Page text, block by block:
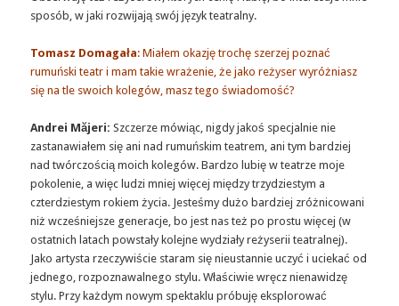
sposób, w jaki rozwijają swój język teatralny.
Tomasz Domagała: Miałem okazję trochę szerzej poznać
rumuński teatr i mam takie wrażenie, że jako reżyser wyróżniasz
się na tle swoich kolegów, masz tego świadomość?
Andrei Măjeri: Szczerze mówiąc, nigdy jakoś specjalnie nie
zastanawiałem się ani nad rumuńskim teatrem, ani tym bardziej
nad twórczością moich kolegów. Bardzo lubię w teatrze moje
pokolenie, a więc ludzi mniej więcej między trzydziestym a
czterdziestym rokiem życia. Jesteśmy dużo bardziej zróżnicowani
niż wcześniejsze generacje, bo jest nas też po prostu więcej (w
ostatnich latach powstały kolejne wydziały reżyserii teatralnej).
Jako artysta rzeczywiście staram się nieustannie uczyć i uciekać od
jednego, rozpoznawalnego stylu. Właściwie wręcz nienawidzę
stylu. Przy każdym nowym spektaklu próbuję eksplorować